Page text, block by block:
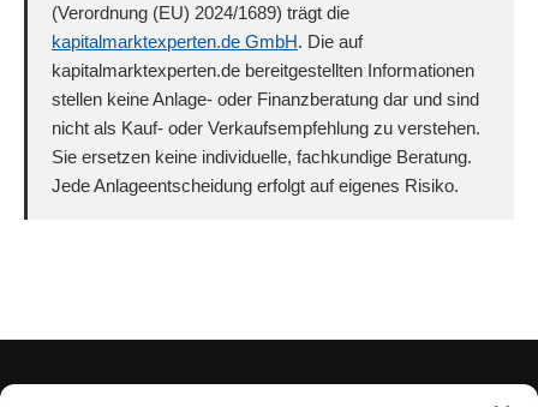
(Verordnung (EU) 2024/1689) trägt die
kapitalmarktexperten.de GmbH. Die auf
kapitalmarktexperten.de bereitgestellten Informationen
stellen keine Anlage- oder Finanzberatung dar und sind
nicht als Kauf- oder Verkaufsempfehlung zu verstehen.
Sie ersetzen keine individuelle, fachkundige Beratung.
Jede Anlageentscheidung erfolgt auf eigenes Risiko.